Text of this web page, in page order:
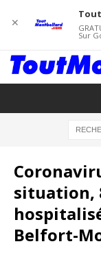
situation,
Belfort-
✕
Sur